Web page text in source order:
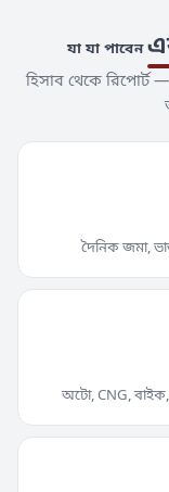
যা যা পাবেন
হিসাব থেকে
দৈনিক জমা,
অটো, CNG,